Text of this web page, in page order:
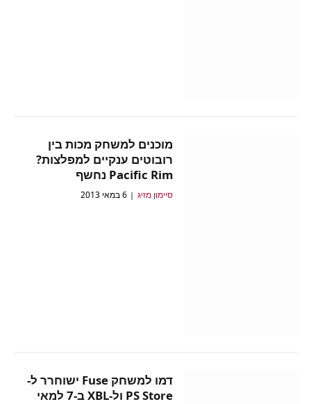
מוכנים למשחק מכות בין
רובוטים ענקיים למפלצות?
Pacific Rim נחשף
סיימון מזיג 6 במאי 2013
דמו למשחק Fuse ישוחרר ל-
PS Store ול-XBL ב-7 למאי